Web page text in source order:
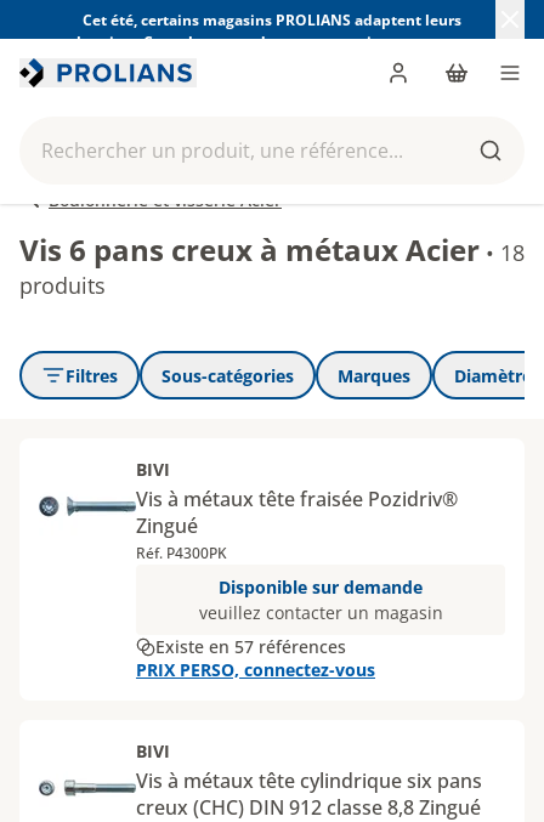
Cet été, certains magasins PROLIANS adaptent leurs
horaires. Consultez ceux de votre magasin avant votre
visite.
Rechercher un produit, une référence...
Panier
Boulonnerie et visserie Acier
Vis 6 pans creux à métaux Acier • 18
produits
Filtres Sous-catégories Marques Diamètre
BIVI
Vis à métaux tête fraisée Pozidriv®
Zingué
Réf. P4300PK
Disponible sur demande
veuillez contacter un magasin
Existe en 57 références
PRIX PERSO, connectez-vous
BIVI
Vis à métaux tête cylindrique six pans
creux (CHC) DIN 912 classe 8,8 Zingué